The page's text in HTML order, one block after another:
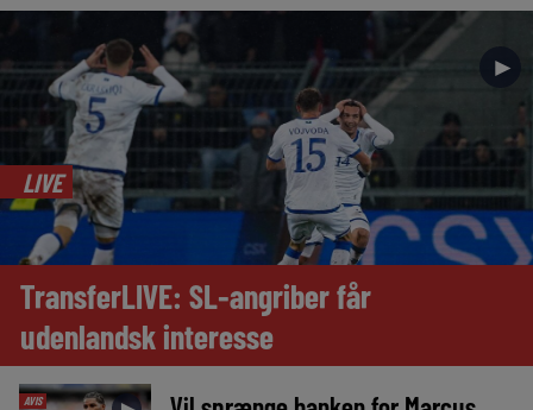
►
LIVE
TransferLIVE: SL-angriber får
udenlandsk interesse
AVIS